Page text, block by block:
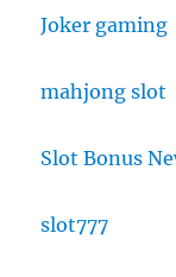
Joker gaming
mahjong slot
Slot Bonus
slot777